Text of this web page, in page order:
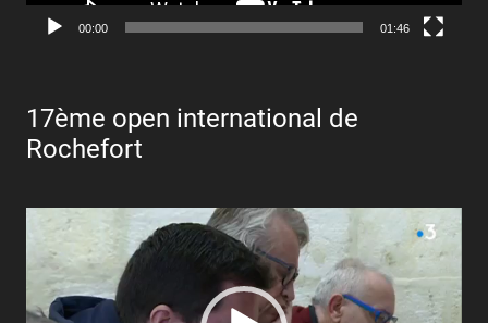
00:00 01:46
17ème open international de
Rochefort
Lecteur
vidéo